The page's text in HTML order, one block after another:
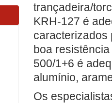
trançadeira/
KRH-127 é
caracterizados
boa
500/1+6 é
alumínio,
Os